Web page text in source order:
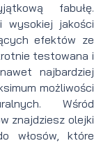
fabułę.
wysokiej jakości
efektów ze
testowana i
najbardziej
możliwości
Wśród
znajdziesz olejki
włosów, które